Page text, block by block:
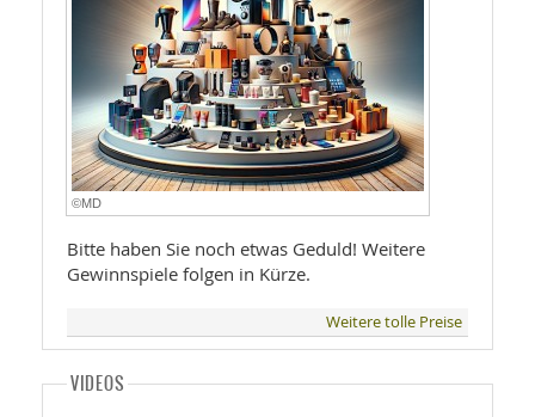
©MD
Bitte haben Sie noch etwas Geduld! Weitere
Gewinnspiele folgen in Kürze.
Weitere tolle Preise
VIDEOS